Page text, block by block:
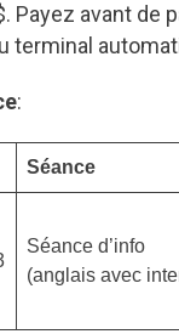
Payez avant de
terminal
:
Séance
Séance d’info
(anglais avec